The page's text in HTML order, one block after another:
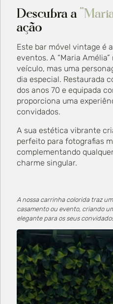
Descubra a
ação
Este bar móvel vintage é
eventos. A “Maria
veículo, mas uma
dia especial. Restaurada
dos anos 70 e equipada
proporciona uma
convidados.
A sua estética vibrante
perfeito para fotografias
complementando
charme singular.
A nossa carrinha colorida traz
casamento ou evento, criando
elegante para os seus